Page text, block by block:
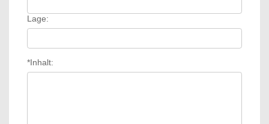
Lage:
*Inhalt: